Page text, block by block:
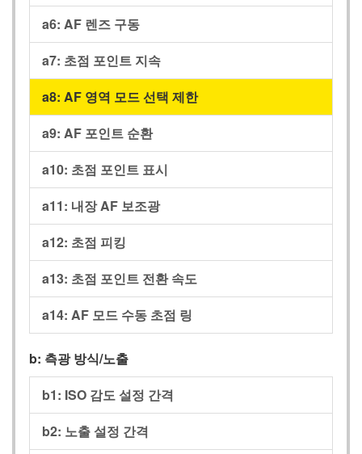
a6: AF 렌즈 구동
a7: 초점 포인트 지속
a8: AF 영역 모드 선택 제한
a9: AF 포인트 순환
a10: 초점 포인트 표시
a11: 내장 AF 보조광
a12: 초점 피킹
a13: 초점 포인트 전환 속도
a14: AF 모드 수동 초점 링
b: 측광 방식/노출
b1: ISO 감도 설정 간격
b2: 노출 설정 간격